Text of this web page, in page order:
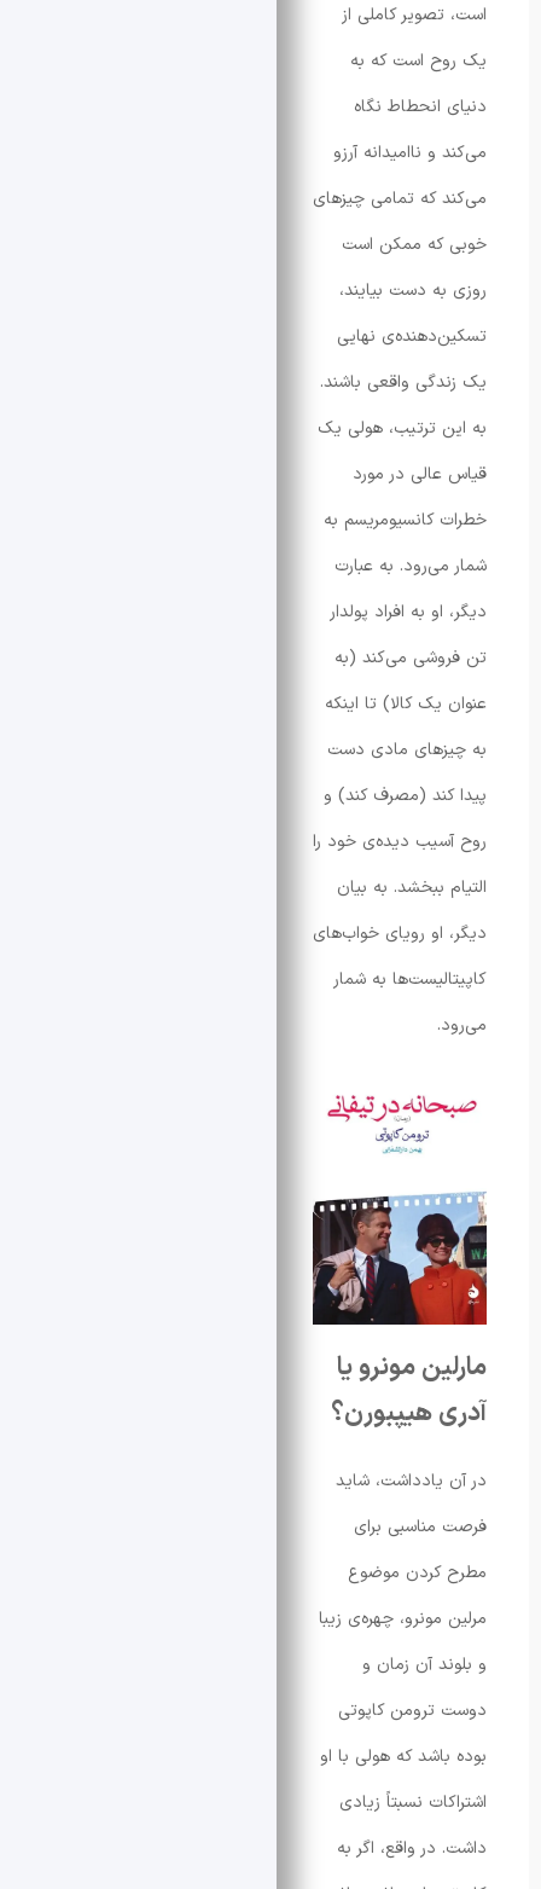
کاملی از
است که به
نگاه
ناامیدانه آرزو
که تمامی چیزهای
ممکن است
دست بیایند،
نهایی
واقعی باشند.
ترتیب، هولی یک
در مورد
به
به عبارت
به افراد پولدار
می‌کند (به
کالا) تا اینکه
مادی دست
(مصرف کند) و
‌دیده‌ی خود را
ببخشد. به بیان
رویای خواب‌های
به شمار
مونرو یا
هیپبورن؟
شاید
برای
موضوع
چهره‌ی زیبا
آن زمان و
کاپوتی
که هولی با او
نسبتاً زیادی
واقع، اگر به